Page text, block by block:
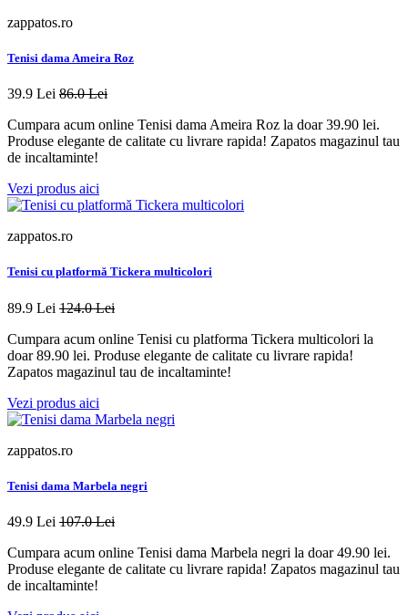
zappatos.ro
Tenisi dama Ameira Roz
39.9 Lei 86.0 Lei
Cumpara acum online Tenisi dama Ameira Roz la doar 39.90 lei.
Produse elegante de calitate cu livrare rapida! Zapatos magazinul tau
de incaltaminte!
Vezi produs aici
zappatos.ro
Tenisi cu platformă Tickera multicolori
89.9 Lei 124.0 Lei
Cumpara acum online Tenisi cu platforma Tickera multicolori la
doar 89.90 lei. Produse elegante de calitate cu livrare rapida!
Zapatos magazinul tau de incaltaminte!
Vezi produs aici
zappatos.ro
Tenisi dama Marbela negri
49.9 Lei 107.0 Lei
Cumpara acum online Tenisi dama Marbela negri la doar 49.90 lei.
Produse elegante de calitate cu livrare rapida! Zapatos magazinul tau
de incaltaminte!